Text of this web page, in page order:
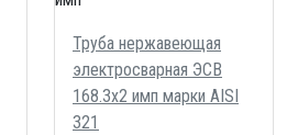
Труба нержавеющая
электросварная ЭСВ
168.3х2 имп марки AISI
321